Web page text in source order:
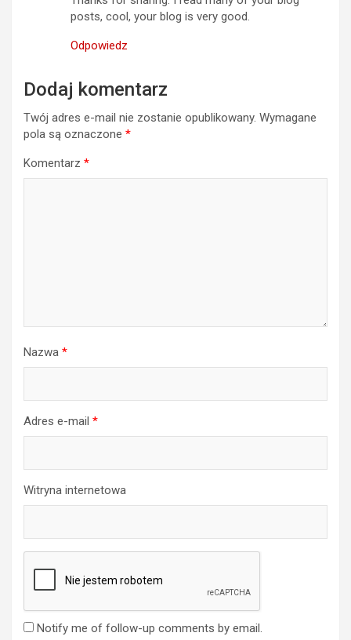
posts, cool, your blog is very good.
Odpowiedz
Dodaj komentarz
Twój adres e-mail nie zostanie opublikowany. Wymagane
pola są oznaczone *
Komentarz *
Nazwa *
Adres e-mail *
Witryna internetowa
Notify me of follow-up comments by email.